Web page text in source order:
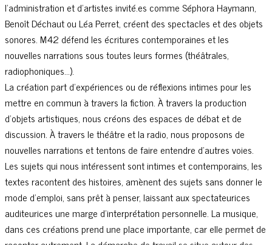
l’administration et d’artistes invité.es comme Séphora Haymann,
Benoît Déchaut ou Léa Perret, créent des spectacles et des objets
sonores. M42 défend les écritures contemporaines et les
nouvelles narrations sous toutes leurs formes (théâtrales,
radiophoniques…).
La création part d’expériences ou de réflexions intimes pour les
mettre en commun à travers la fiction. À travers la production
d’objets artistiques, nous créons des espaces de débat et de
discussion. À travers le théâtre et la radio, nous proposons de
nouvelles narrations et tentons de faire entendre d’autres voies.
Les sujets qui nous intéressent sont intimes et contemporains, les
textes racontent des histoires, amènent des sujets sans donner le
mode d’emploi, sans prêt à penser, laissant aux spectateurices
auditeurices une marge d’interprétation personnelle. La musique,
dans ces créations prend une place importante, car elle permet de